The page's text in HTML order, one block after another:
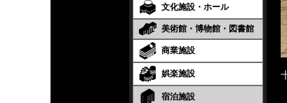
文化施設・ホール
美術館・博物館・図書館
商業施設
娯楽施設
宿泊施設